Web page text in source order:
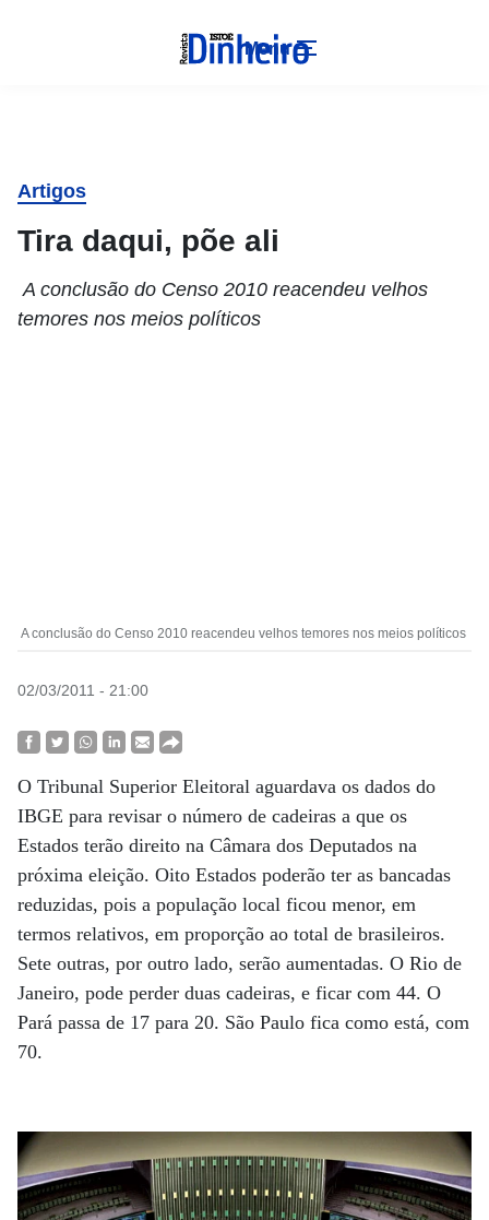
Menu
Artigos
Tira daqui, põe ali
A conclusão do Censo 2010 reacendeu velhos
temores nos meios políticos
A conclusão do Censo 2010 reacendeu velhos temores nos meios políticos
02/03/2011 - 21:00
O Tribunal Superior Eleitoral aguardava os dados do
IBGE para revisar o número de cadeiras a que os
Estados terão direito na Câmara dos Deputados na
próxima eleição. Oito Estados poderão ter as bancadas
reduzidas, pois a população local ficou menor, em
termos relativos, em proporção ao total de brasileiros.
Sete outras, por outro lado, serão aumentadas. O Rio de
Janeiro, pode perder duas cadeiras, e ficar com 44. O
Pará passa de 17 para 20. São Paulo fica como está, com
70.